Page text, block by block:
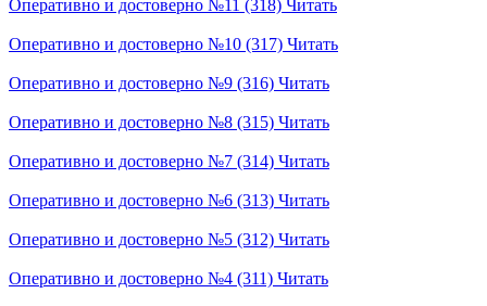
Оперативно и достоверно №11 (318) Читать
Оперативно и достоверно №10 (317) Читать
Оперативно и достоверно №9 (316) Читать
Оперативно и достоверно №8 (315) Читать
Оперативно и достоверно №7 (314) Читать
Оперативно и достоверно №6 (313) Читать
Оперативно и достоверно №5 (312) Читать
Оперативно и достоверно №4 (311) Читать